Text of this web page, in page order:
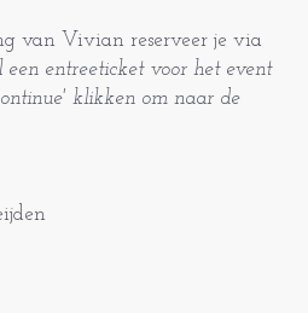
van Vivian reserveer je via
een entreeticket voor het event
klikken om naar de